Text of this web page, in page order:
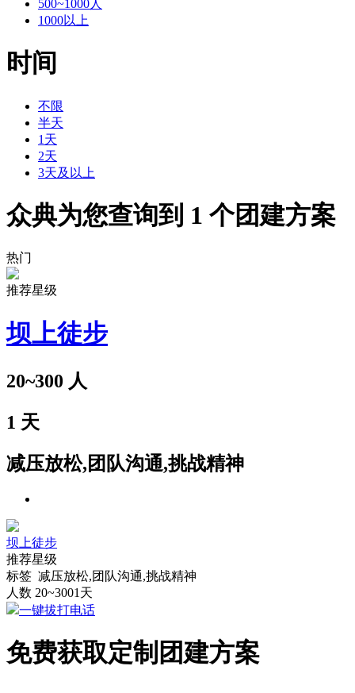
500~1000人
1000以上
时间
不限
半天
1天
2天
3天及以上
众典为您查询到 1 个团建方案
热门
推荐星级
坝上徒步
20~300 人
1 天
减压放松,团队沟通,挑战精神
坝上徒步
推荐星级
标签 减压放松,团队沟通,挑战精神
人数 20~3001天
一键拔打电话
免费获取定制团建方案